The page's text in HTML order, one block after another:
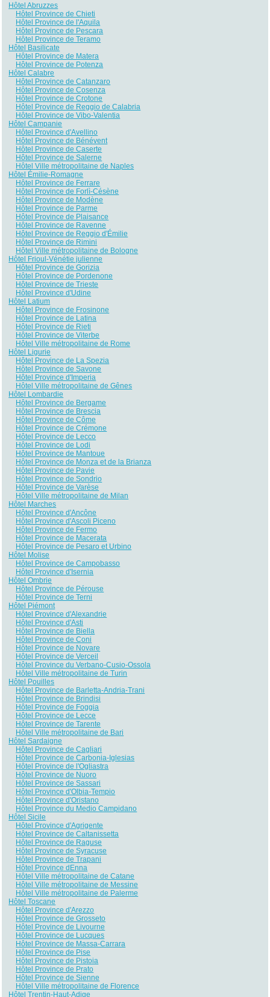
Hôtel Abruzzes
Hôtel Province de Chieti
Hôtel Province de l'Aquila
Hôtel Province de Pescara
Hôtel Province de Teramo
Hôtel Basilicate
Hôtel Province de Matera
Hôtel Province de Potenza
Hôtel Calabre
Hôtel Province de Catanzaro
Hôtel Province de Cosenza
Hôtel Province de Crotone
Hôtel Province de Reggio de Calabria
Hôtel Province de Vibo-Valentia
Hôtel Campanie
Hôtel Province d'Avellino
Hôtel Province de Bénévent
Hôtel Province de Caserte
Hôtel Province de Salerne
Hôtel Ville métropolitaine de Naples
Hôtel Émilie-Romagne
Hôtel Province de Ferrare
Hôtel Province de Forlì-Césène
Hôtel Province de Modène
Hôtel Province de Parme
Hôtel Province de Plaisance
Hôtel Province de Ravenne
Hôtel Province de Reggio d'Émilie
Hôtel Province de Rimini
Hôtel Ville métropolitaine de Bologne
Hôtel Frioul-Vénétie julienne
Hôtel Province de Gorizia
Hôtel Province de Pordenone
Hôtel Province de Trieste
Hôtel Province d'Udine
Hôtel Latium
Hôtel Province de Frosinone
Hôtel Province de Latina
Hôtel Province de Rieti
Hôtel Province de Viterbe
Hôtel Ville métropolitaine de Rome
Hôtel Ligurie
Hôtel Province de La Spezia
Hôtel Province de Savone
Hôtel Province d'Imperia
Hôtel Ville métropolitaine de Gênes
Hôtel Lombardie
Hôtel Province de Bergame
Hôtel Province de Brescia
Hôtel Province de Côme
Hôtel Province de Crémone
Hôtel Province de Lecco
Hôtel Province de Lodi
Hôtel Province de Mantoue
Hôtel Province de Monza et de la Brianza
Hôtel Province de Pavie
Hôtel Province de Sondrio
Hôtel Province de Varèse
Hôtel Ville métropolitaine de Milan
Hôtel Marches
Hôtel Province d'Ancône
Hôtel Province d'Ascoli Piceno
Hôtel Province de Fermo
Hôtel Province de Macerata
Hôtel Province de Pesaro et Urbino
Hôtel Molise
Hôtel Province de Campobasso
Hôtel Province d'Isernia
Hôtel Ombrie
Hôtel Province de Pérouse
Hôtel Province de Terni
Hôtel Piémont
Hôtel Province d'Alexandrie
Hôtel Province d'Asti
Hôtel Province de Biella
Hôtel Province de Coni
Hôtel Province de Novare
Hôtel Province de Verceil
Hôtel Province du Verbano-Cusio-Ossola
Hôtel Ville métropolitaine de Turin
Hôtel Pouilles
Hôtel Province de Barletta-Andria-Trani
Hôtel Province de Brindisi
Hôtel Province de Foggia
Hôtel Province de Lecce
Hôtel Province de Tarente
Hôtel Ville métropolitaine de Bari
Hôtel Sardaigne
Hôtel Province de Cagliari
Hôtel Province de Carbonia-Iglesias
Hôtel Province de l'Ogliastra
Hôtel Province de Nuoro
Hôtel Province de Sassari
Hôtel Province d'Olbia-Tempio
Hôtel Province d'Oristano
Hôtel Province du Medio Campidano
Hôtel Sicile
Hôtel Province d'Agrigente
Hôtel Province de Caltanissetta
Hôtel Province de Raguse
Hôtel Province de Syracuse
Hôtel Province de Trapani
Hôtel Province dEnna
Hôtel Ville métropolitaine de Catane
Hôtel Ville métropolitaine de Messine
Hôtel Ville métropolitaine de Palerme
Hôtel Toscane
Hôtel Province d'Arezzo
Hôtel Province de Grosseto
Hôtel Province de Livourne
Hôtel Province de Lucques
Hôtel Province de Massa-Carrara
Hôtel Province de Pise
Hôtel Province de Pistoia
Hôtel Province de Prato
Hôtel Province de Sienne
Hôtel Ville métropolitaine de Florence
Hôtel Trentin-Haut-Adige